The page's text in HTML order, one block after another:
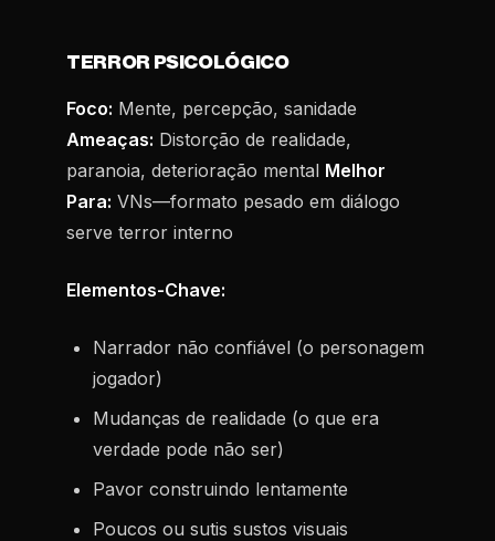
TERROR PSICOLÓGICO
Foco: Mente, percepção, sanidade
Ameaças: Distorção de realidade,
paranoia, deterioração mental Melhor
Para: VNs—formato pesado em diálogo
serve terror interno
Elementos-Chave:
Narrador não confiável (o personagem
jogador)
Mudanças de realidade (o que era
verdade pode não ser)
Pavor construindo lentamente
Poucos ou sutis sustos visuais